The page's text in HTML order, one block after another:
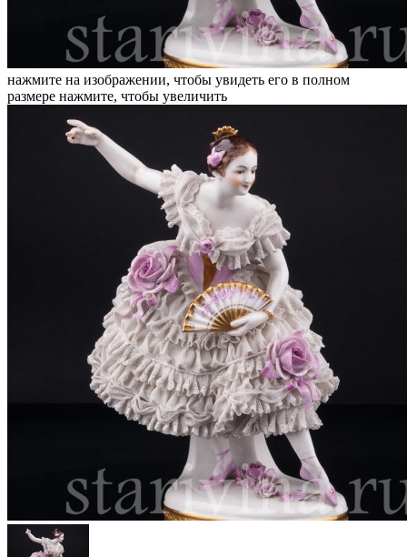
нажмите на изображении, чтобы увидеть его в полном
размере нажмите, чтобы увеличить